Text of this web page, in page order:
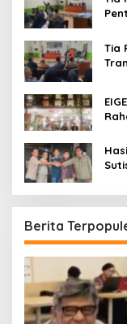
Tia
Berita